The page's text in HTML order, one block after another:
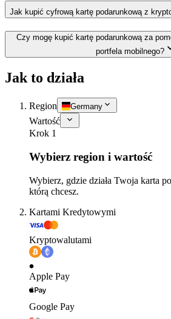
Jak kupić cyfrową kartę podarunkową z
Czy mogę kupić kartę podarunkową za
portfela mobilnego?
Jak to działa
Region Germany
Wartość
Krok 1
Wybierz region i wartość
Wybierz, gdzie działa Twoja karta
którą chcesz.
Kartami Kredytowymi
Kryptowalutami
Apple Pay
Google Pay